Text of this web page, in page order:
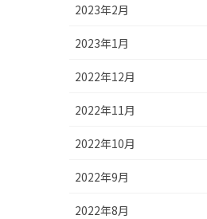
2023年2月
2023年1月
2022年12月
2022年11月
2022年10月
2022年9月
2022年8月